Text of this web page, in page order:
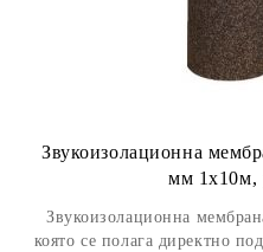
Звукоизолационна
мм 1х10м,
Звукоизолационна
която се полага директно